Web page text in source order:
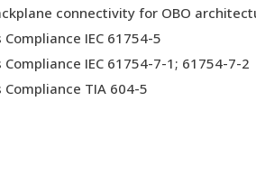
connectivity for OBO
IEC 61754-5
Compliance IEC 61754-7-1; 61754-7-2
Compliance TIA 604-5